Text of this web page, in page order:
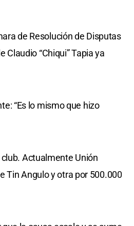
de Resolución de Disputas
“Chiqui” Tapia ya
“Es lo mismo que hizo
Actualmente Unión
Tin Angulo y otra por 500.000